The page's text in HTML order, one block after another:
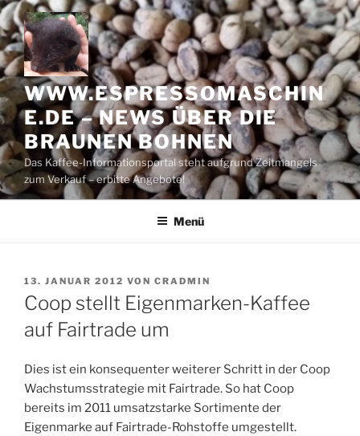
Zum
Inhalt
springen
WWW.ESPRESSOMASCHIN
E.DE – NEWS ÜBER DIE
BRAUNEN BOHNEN
Das Kaffee-Informationsportal steht aufgrund Zeitmangels
zum Verkauf – erbitte Angebote!
Menü
VERÖFFENTLICHT
AM
13. JANUAR 2012 VON CRADMIN
Coop stellt Eigenmarken-Kaffee
auf Fairtrade um
Dies ist ein konsequenter weiterer Schritt in der Coop
Wachstumsstrategie mit Fairtrade. So hat Coop
bereits im 2011 umsatzstarke Sortimente der
Eigenmarke auf Fairtrade-Rohstoffe umgestellt.